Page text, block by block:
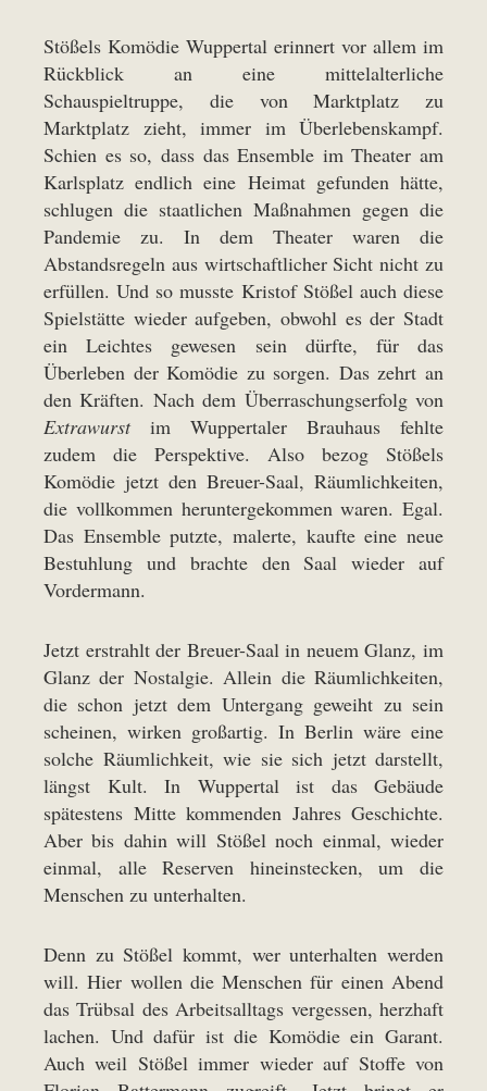
Stößels Komödie Wuppertal erinnert vor allem im
Rückblick an eine mittelalterliche
Schauspieltruppe, die von Marktplatz zu
Marktplatz zieht, immer im Überlebenskampf.
Schien es so, dass das Ensemble im Theater am
Karlsplatz endlich eine Heimat gefunden hätte,
schlugen die staatlichen Maßnahmen gegen die
Pandemie zu. In dem Theater waren die
Abstandsregeln aus wirtschaftlicher Sicht nicht zu
erfüllen. Und so musste Kristof Stößel auch diese
Spielstätte wieder aufgeben, obwohl es der Stadt
ein Leichtes gewesen sein dürfte, für das
Überleben der Komödie zu sorgen. Das zehrt an
den Kräften. Nach dem Überraschungserfolg von
Extrawurstim Wuppertaler Brauhaus fehlte
zudem die Perspektive. Also bezog Stößels
Komödie jetzt den Breuer-Saal, Räumlichkeiten,
die vollkommen heruntergekommen waren. Egal.
Das Ensemble putzte, malerte, kaufte eine neue
Bestuhlung und brachte den Saal wieder auf
Vordermann.
Jetzt erstrahlt der Breuer-Saal in neuem Glanz, im
Glanz der Nostalgie. Allein die Räumlichkeiten,
die schon jetzt dem Untergang geweiht zu sein
scheinen, wirken großartig. In Berlin wäre eine
solche Räumlichkeit, wie sie sich jetzt darstellt,
längst Kult. In Wuppertal ist das Gebäude
spätestens Mitte kommenden Jahres Geschichte.
Aber bis dahin will Stößel noch einmal, wieder
einmal, alle Reserven hineinstecken, um die
Menschen zu unterhalten.
Denn zu Stößel kommt, wer unterhalten werden
will. Hier wollen die Menschen für einen Abend
das Trübsal des Arbeitsalltags vergessen, herzhaft
lachen. Und dafür ist die Komödie ein Garant.
Auch weil Stößel immer wieder auf Stoffe von